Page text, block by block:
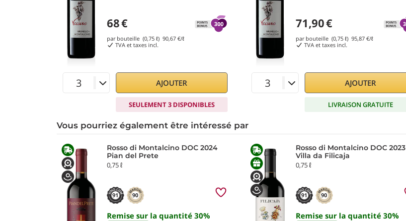
68€
par bouteille (0,75 ℓ) 90,67 €/ℓ
TVA et taxes incl.
AJOUTER
SEULEMENT 3 DISPONIBLES
71,90€
par bouteille (0,75 ℓ) 95,87 €/ℓ
TVA et taxes incl.
AJOUTER
LIVRAISON GRATUITE
Vous pourriez également être intéressé par
Rosso di Montalcino DOC 2024
Pian del Prete
0,75 ℓ
91 90
Remise sur la quantité 30%
Rosso di Montalcino DOC 2023
Villa da Filicaja
0,75 ℓ
91 90
Remise sur la quantité 30%